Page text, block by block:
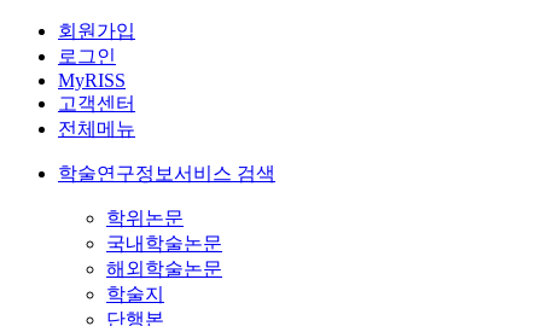
회원가입
로그인
MyRISS
고객센터
전체메뉴
학술연구정보서비스 검색
학위논문
국내학술논문
해외학술논문
학술지
단행본